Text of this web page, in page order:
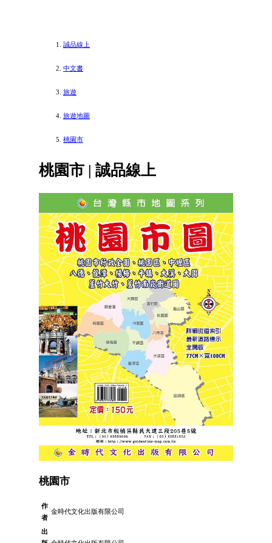
誠品線上
中文書
旅遊
旅遊地圖
桃園市
桃園市 | 誠品線上
桃園市
作
者
金時代文化出版有限公司
出